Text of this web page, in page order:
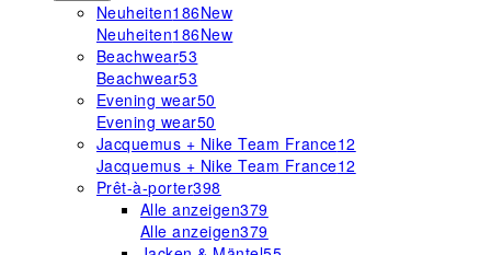
Neuheiten186New
Neuheiten186New
Beachwear53
Beachwear53
Evening wear50
Evening wear50
Jacquemus + Nike Team France12
Jacquemus + Nike Team France12
Prêt-à-porter398
Alle anzeigen379
Alle anzeigen379